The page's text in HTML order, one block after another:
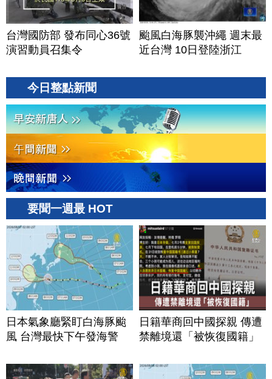
台灣國防部 發布同心36號
演習動員召集令
颱風白海豚襲沖繩 週末最
近台灣 10日登陸浙江
今日整點新聞
要聞一週最 HOT
日本氣象廳緊盯白海豚颱
風 台灣最快下午發海警
日籍華商回中國探親 傳遭
禁離境還「被恢復國籍」